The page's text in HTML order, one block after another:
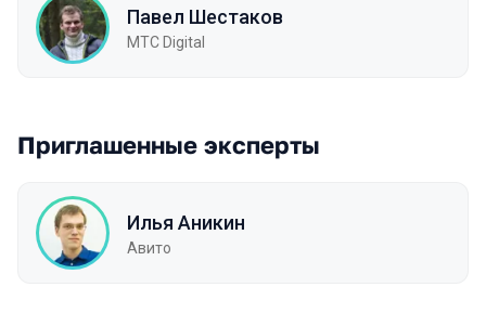
Павел Шестаков
МТС Digital
Приглашенные эксперты
Илья Аникин
Авито